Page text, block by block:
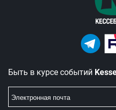
Быть в курсе событий